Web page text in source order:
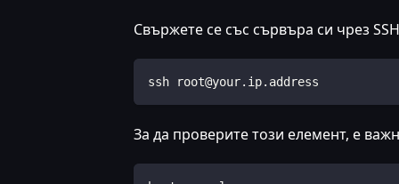
Свържете се със сървъра си чрез
ssh root@your.ip.address
За да проверите този елемент, е